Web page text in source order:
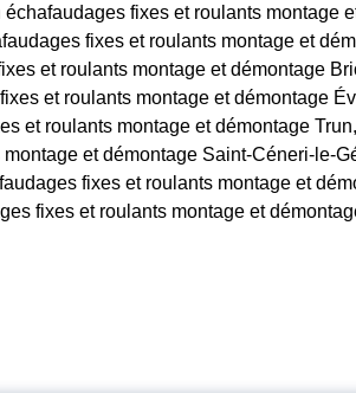
fixes et roulants montage
fixes et roulants montage et
et roulants montage et démontage
et roulants montage et démontage
et roulants montage et démontage
et démontage Saint-Céneri-le-
fixes et roulants montage et
fixes et roulants montage et